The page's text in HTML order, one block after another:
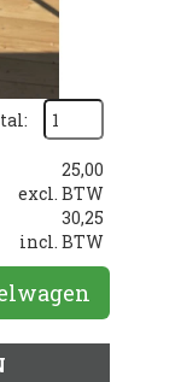
25,00
excl. BTW
30,25
incl. BTW